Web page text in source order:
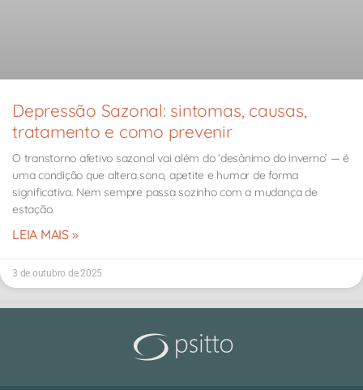
Depressão Sazonal: sintomas, causas,
tratamento e como prevenir
O transtorno afetivo sazonal vai além do ‘desânimo do inverno’ — é
uma condição que altera sono, apetite e humor de forma
significativa. Nem sempre passa sozinho com a mudança de
estação.
LEIA MAIS »
3 de outubro de 2025